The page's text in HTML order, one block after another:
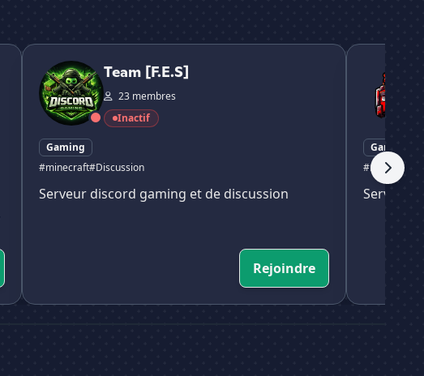
Team [F.E.S]
Team [F.E.S]
23 membres
Inactif
Gaming
#minecraft#Discussion
Serveur discord gaming et de discussion
Rejoindre
Alsatia
Gaming
#minecraft
Serveur